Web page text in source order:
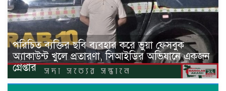
পরিচিত ব্যক্তির ছবি ব্যবহার করে ভুয়া ফেসবুক
অ্যাকাউন্ট খুলে প্রতারণা, সিআইডির অভিযানে একজন
গ্রেপ্তার